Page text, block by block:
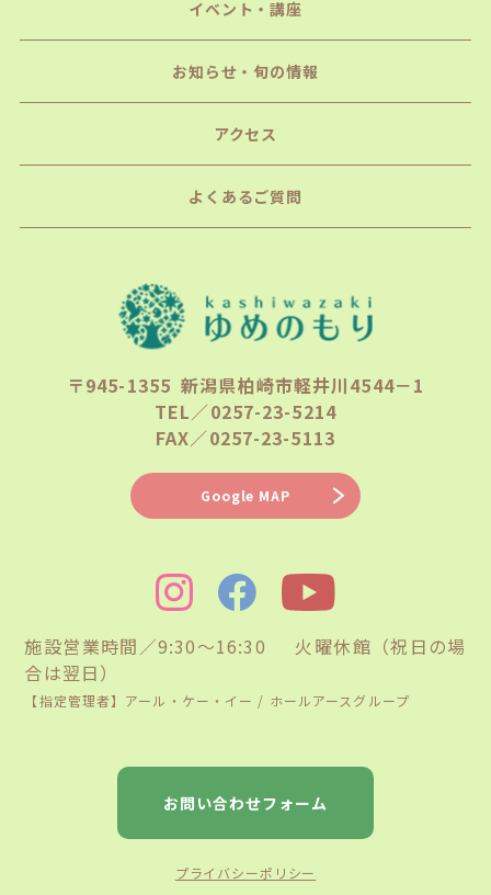
イベント・講座
お知らせ・旬の情報
アクセス
よくあるご質問
〒945-1355 新潟県柏崎市軽井川4544－1
TEL／0257-23-5214
FAX／0257-23-5113
Google MAP
お問い合わせフォーム
プライバシーポリシー
施設営業時間／9:30〜16:30 火曜休館（祝日の場
合は翌日）
【指定管理者】アール・ケー・イー / ホールアースグループ